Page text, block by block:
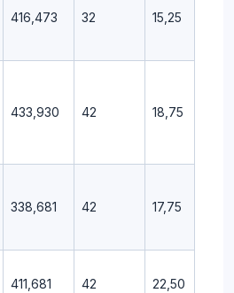
416,473 32 15,25
433,930 42 18,75
338,681 42 17,75
411,681 42 22,50